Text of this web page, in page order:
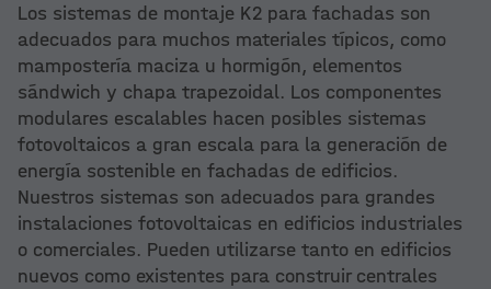
Los sistemas de montaje K2 para fachadas son
adecuados para muchos materiales típicos, como
mampostería maciza u hormigón, elementos
sándwich y chapa trapezoidal. Los componentes
modulares escalables hacen posibles sistemas
fotovoltaicos a gran escala para la generación de
energía sostenible en fachadas de edificios.
Nuestros sistemas son adecuados para grandes
instalaciones fotovoltaicas en edificios industriales
o comerciales. Pueden utilizarse tanto en edificios
nuevos como existentes para construir centrales